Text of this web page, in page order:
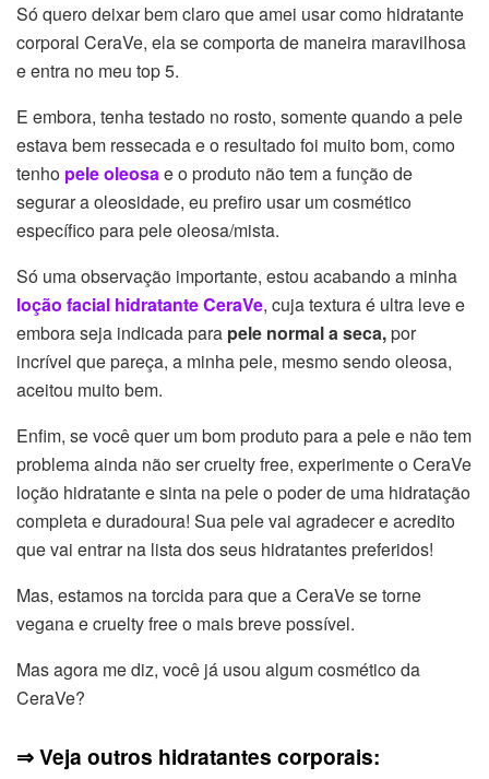
Só quero deixar bem claro que amei usar como hidratante
corporal CeraVe, ela se comporta de maneira maravilhosa
e entra no meu top 5.
E embora, tenha testado no rosto, somente quando a pele
estava bem ressecada e o resultado foi muito bom, como
tenho pele oleosae o produto não tem a função de
segurar a oleosidade, eu prefiro usar um cosmético
específico para pele oleosa/mista.
Só uma observação importante, estou acabando a minha
loção facial hidratante CeraVe, cuja textura é ultra leve e
embora seja indicada para pele normal a seca,por
incrível que pareça, a minha pele, mesmo sendo oleosa,
aceitou muito bem.
Enfim, se você quer um bom produto para a pele e não tem
problema ainda não ser cruelty free, experimente o CeraVe
loção hidratante e sinta na pele o poder de uma hidratação
completa e duradoura! Sua pele vai agradecer e acredito
que vai entrar na lista dos seus hidratantes preferidos!
Mas, estamos na torcida para que a CeraVe se torne
vegana e cruelty free o mais breve possível.
Mas agora me diz, você já usou algum cosmético da
CeraVe?
⇒ Veja outros hidratantes corporais: